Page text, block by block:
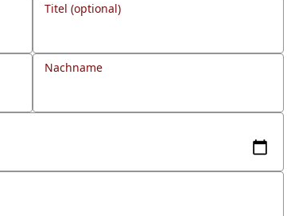
Titel (optional)
Nachname